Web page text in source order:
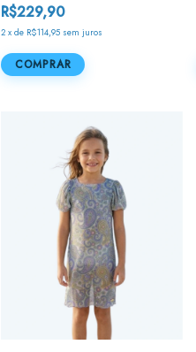
R$229,90
2 x de R$114,95 sem juros
COMPRAR